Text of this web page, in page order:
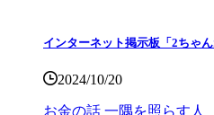
インターネット掲示板「2ちゃ
2024/10/20
お金の話 一隅を照らす人